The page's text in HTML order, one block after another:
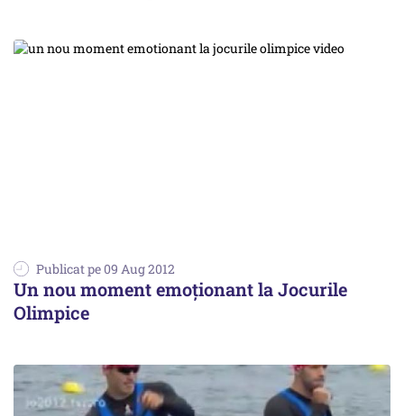
Publicat pe 09 Aug 2012
Un nou moment emoționant la Jocurile
Olimpice